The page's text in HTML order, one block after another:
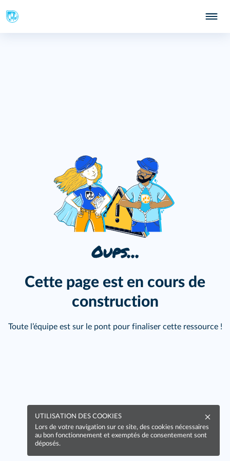
Oups…
Cette page est en cours de
construction
Toute l’équipe est sur le pont pour finaliser cette ressource !
UTILISATION DES COOKIES
Lors de votre navigation sur ce site, des cookies nécessaires
au bon fonctionnement et exemptés de consentement sont
déposés.